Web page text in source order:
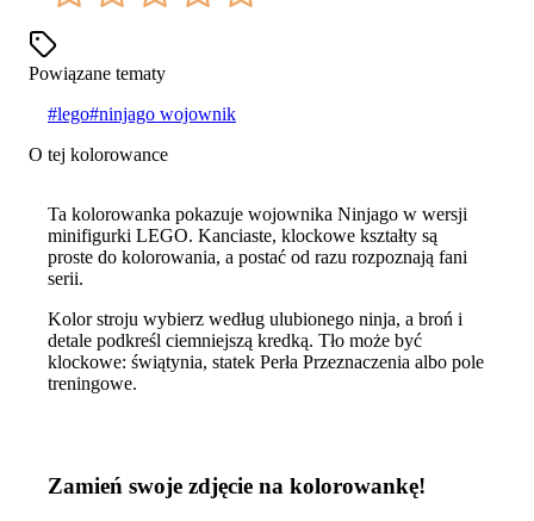
Powiązane tematy
#lego#ninjago wojownik
O tej kolorowance
Ta kolorowanka pokazuje wojownika Ninjago w wersji
minifigurki LEGO. Kanciaste, klockowe kształty są
proste do kolorowania, a postać od razu rozpoznają fani
serii.
Kolor stroju wybierz według ulubionego ninja, a broń i
detale podkreśl ciemniejszą kredką. Tło może być
klockowe: świątynia, statek Perła Przeznaczenia albo pole
treningowe.
Zamień swoje zdjęcie na kolorowankę!